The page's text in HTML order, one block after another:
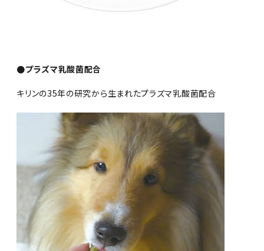
●プラズマ乳酸菌配合
キリンの35年の研究から生まれたプラズマ乳酸菌配合